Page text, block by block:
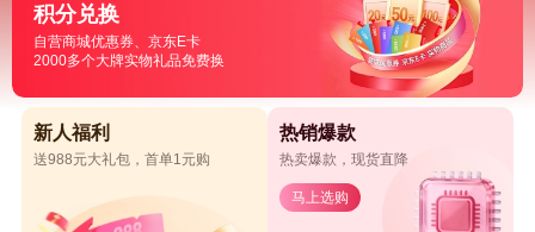
积分兑换
自营商城优惠券、京东E卡
2000多个大牌实物礼品免费换
新人福利
送988元大礼包，首单1元购
热销爆款
热卖爆款，现货直降
马上选购